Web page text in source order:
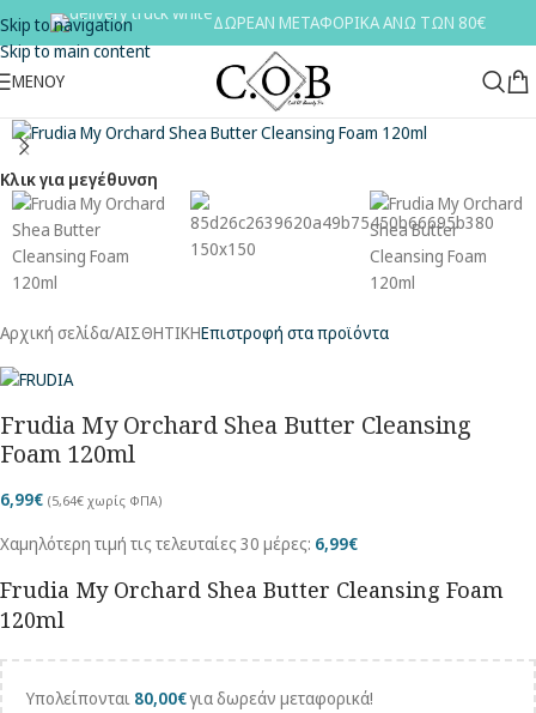
Skip to navigation
Skip to main content
ΔΩΡΕΑΝ ΜΕΤΑΦΟΡΙΚΑ ΑΝΩ ΤΩΝ 80€
ΜΕΝΟΥ
Κλικ για μεγέθυνση
Αρχική σελίδα/ΑΙΣΘΗΤΙΚΗΕπιστροφή στα προϊόντα
Frudia My Orchard Shea Butter Cleansing
Foam 120ml
6,99€ (5,64€ χωρίς ΦΠΑ)
Χαμηλότερη τιμή τις τελευταίες 30 μέρες: 6,99€
Frudia My Orchard Shea Butter Cleansing Foam
120ml
Υπολείπονται 80,00€για δωρεάν μεταφορικά!